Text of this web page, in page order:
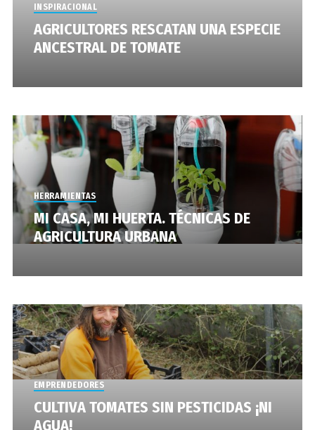
INSPIRACIONAL
AGRICULTORES RESCATAN UNA ESPECIE
ANCESTRAL DE TOMATE
HERRAMIENTAS
MI CASA, MI HUERTA. TÉCNICAS DE
AGRICULTURA URBANA
EMPRENDEDORES
CULTIVA TOMATES SIN PESTICIDAS ¡NI
AGUA!